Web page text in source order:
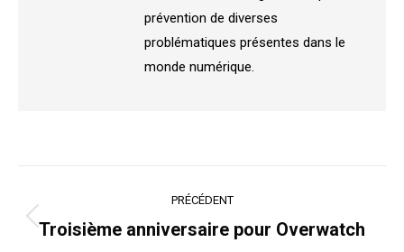
prévention de diverses
problématiques présentes dans le
monde numérique.
article
PRÉCÉDENT
Article
Troisième anniversaire pour Overwatch